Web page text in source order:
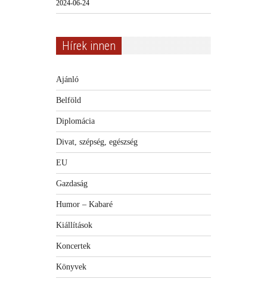
2024-06-24
Hírek innen
Ajánló
Belföld
Diplomácia
Divat, szépség, egészség
EU
Gazdaság
Humor – Kabaré
Kiállítások
Koncertek
Könyvek